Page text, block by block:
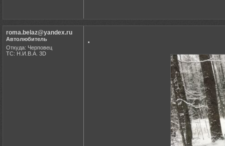
roma.belaz@yandex.ru
Автолюбитель
Откуда: Черповец
ТС: Н.И.В.А. 3D
.